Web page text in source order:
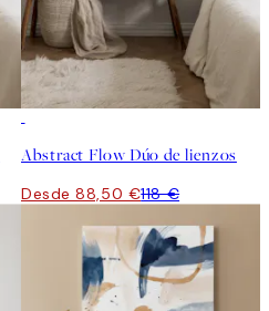
Abstract Flow Dúo de lienzos
Desde 88,50 €118 €